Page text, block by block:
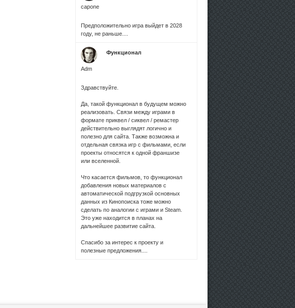
capone
Предположительно игра выйдет в 2028
году, не раньше....
Adm
Функционал
Здравствуйте.
Да, такой функционал в будущем можно
реализовать. Связи между играми в
формате приквел / сиквел / ремастер
действительно выглядят логично и
полезно для сайта. Также возможна и
отдельная связка игр с фильмами, если
проекты относятся к одной франшизе
или вселенной.
Что касается фильмов, то функционал
добавления новых материалов с
автоматической подгрузкой основных
данных из Кинопоиска тоже можно
сделать по аналогии с играми и Steam.
Это уже находится в планах на
дальнейшее развитие сайта.
Спасибо за интерес к проекту и
полезные предложения....